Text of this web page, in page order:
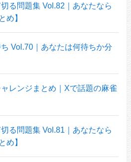
る問題集 Vol.82｜あなたなら
め】
ち Vol.70｜あなたは何待ちか分
ャレンジまとめ｜Xで話題の麻雀
る問題集 Vol.81｜あなたなら
め】